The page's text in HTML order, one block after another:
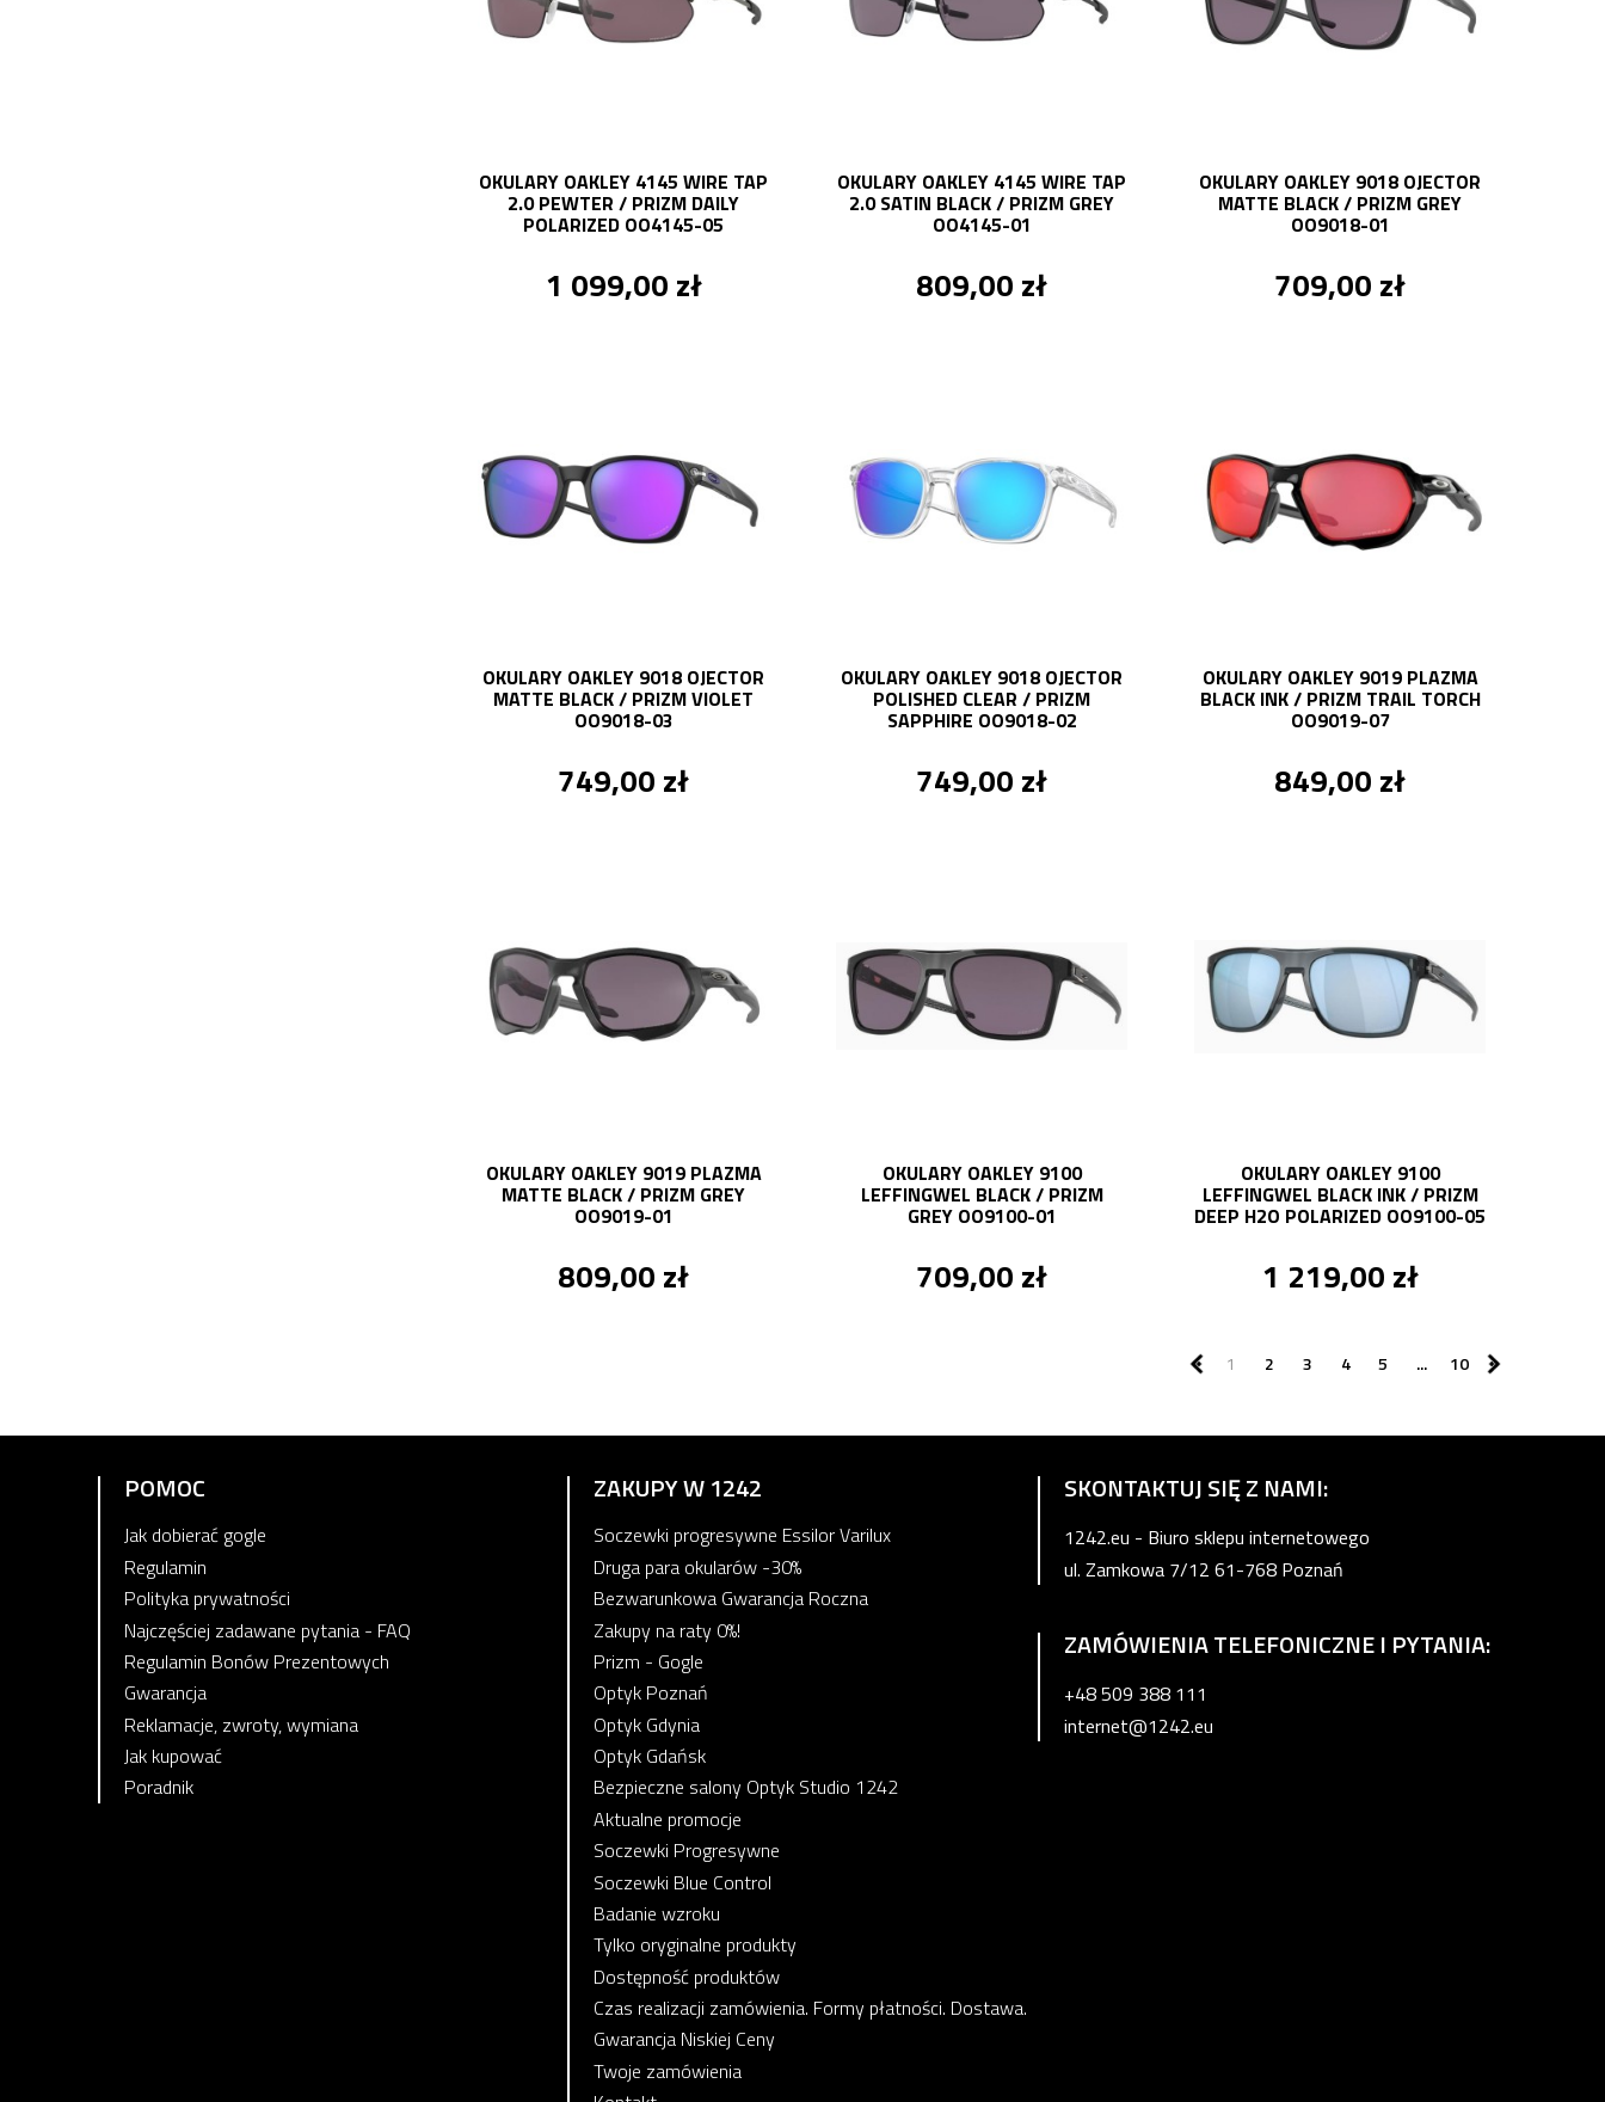
OKULARY OAKLEY 4145 WIRE TAP
2.0 PEWTER / PRIZM DAILY
POLARIZED OO4145-05
1 099,00 zł
OKULARY OAKLEY 4145 WIRE TAP
2.0 SATIN BLACK / PRIZM GREY
OO4145-01
809,00 zł
OKULARY OAKLEY 9018 OJECTOR
MATTE BLACK / PRIZM GREY
OO9018-01
709,00 zł
OKULARY OAKLEY 9018 OJECTOR
MATTE BLACK / PRIZM VIOLET
OO9018-03
749,00 zł
OKULARY OAKLEY 9018 OJECTOR
POLISHED CLEAR / PRIZM
SAPPHIRE OO9018-02
749,00 zł
OKULARY OAKLEY 9019 PLAZMA
BLACK INK / PRIZM TRAIL TORCH
OO9019-07
849,00 zł
OKULARY OAKLEY 9019 PLAZMA
MATTE BLACK / PRIZM GREY
OO9019-01
809,00 zł
OKULARY OAKLEY 9100
LEFFINGWEL BLACK / PRIZM
GREY OO9100-01
709,00 zł
OKULARY OAKLEY 9100
LEFFINGWEL BLACK INK / PRIZM
DEEP H2O POLARIZED OO9100-05
1 219,00 zł
1 2 3 4 5 ... 10
POMOC
Jak dobierać gogle
Regulamin
Polityka prywatności
Najczęściej zadawane pytania - FAQ
Regulamin Bonów Prezentowych
Gwarancja
Reklamacje, zwroty, wymiana
Jak kupować
Poradnik
ZAKUPY W 1242
Soczewki progresywne Essilor Varilux
Druga para okularów -30%
Bezwarunkowa Gwarancja Roczna
Zakupy na raty 0%!
Prizm - Gogle
Optyk Poznań
Optyk Gdynia
Optyk Gdańsk
Bezpieczne salony Optyk Studio 1242
Aktualne promocje
Soczewki Progresywne
Soczewki Blue Control
Badanie wzroku
Tylko oryginalne produkty
Dostępność produktów
Czas realizacji zamówienia. Formy płatności. Dostawa.
Gwarancja Niskiej Ceny
Twoje zamówienia
SKONTAKTUJ SIĘ Z NAMI:
1242.eu - Biuro sklepu internetowego
ul. Zamkowa 7/12 61-768 Poznań
ZAMÓWIENIA TELEFONICZNE I PYTANIA:
+48 509 388 111
internet@1242.eu